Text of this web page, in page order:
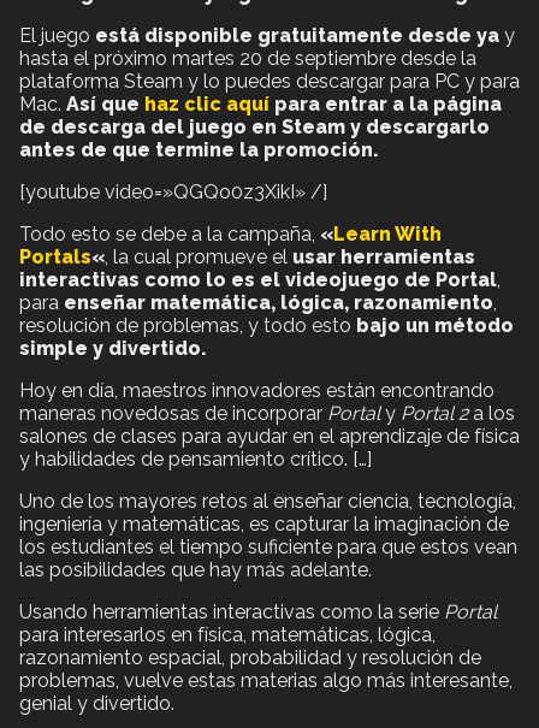
El juego está disponible gratuitamente desde ya y
hasta el próximo martes 20 de septiembre desde la
plataforma Steam y lo puedes descargar para PC y para
Mac. Así que haz clic aquí para entrar a la página
de descarga del juego en Steam y descargarlo
antes de que termine la promoción.
[youtube video=»QGQo0z3XikI» /]
Todo esto se debe a la campaña, «Learn With
Portals«, la cual promueve el usar herramientas
interactivas como lo es el videojuego de Portal,
para enseñar matemática, lógica, razonamiento,
resolución de problemas, y todo esto bajo un método
simple y divertido.
Hoy en día, maestros innovadores están encontrando
maneras novedosas de incorporar Portaly Portal 2a los
salones de clases para ayudar en el aprendizaje de física
y habilidades de pensamiento crítico. […]
Uno de los mayores retos al enseñar ciencia, tecnología,
ingeniería y matemáticas, es capturar la imaginación de
los estudiantes el tiempo suficiente para que estos vean
las posibilidades que hay más adelante.
Usando herramientas interactivas como la serie Portal
para interesarlos en física, matemáticas, lógica,
razonamiento espacial, probabilidad y resolución de
problemas, vuelve estas materias algo más interesante,
genial y divertido.